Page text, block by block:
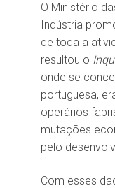
O Ministério
Indústria
de toda a
resultou o
onde se
portuguesa,
operários
mutações
pelo
Com esses